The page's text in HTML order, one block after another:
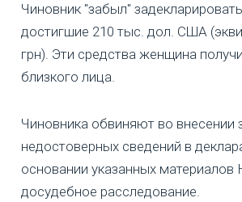
Чиновник "забыл"
достигшие 210 тыс. дол. США
грн). Эти средства женщина
близкого лица.
Чиновника обвиняют во внесении
недостоверных сведений в
основании указанных
досудебное расследование.